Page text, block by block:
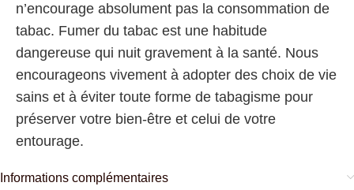
n’encourage absolument pas la consommation de
tabac. Fumer du tabac est une habitude
dangereuse qui nuit gravement à la santé. Nous
encourageons vivement à adopter des choix de vie
sains et à éviter toute forme de tabagisme pour
préserver votre bien-être et celui de votre
entourage.
Informations complémentaires